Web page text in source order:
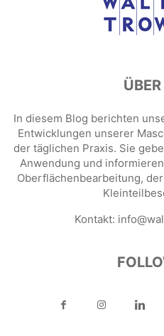
In diesem Blog berichten
Entwicklungen unserer
der täglichen Praxis. Sie
Anwendung und
Oberflächenbearbeitung,
Kontakt: